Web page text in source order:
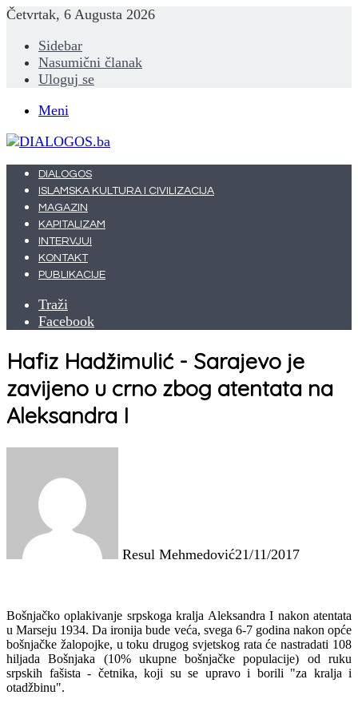
Četvrtak, 6 Augusta 2026
Sidebar
Nasumični članak
Uloguj se
Meni
DIALOGOS
ISLAMSKA KULTURA I CIVILIZACIJA
MAGAZIN
KAPITALIZAM
INTERVJUI
KONTAKT
PUBLIKACIJE
Traži
Facebook
Hafiz Hadžimulić - Sarajevo je
zavijeno u crno zbog atentata na
Aleksandra I
Resul Mehmedović21/11/2017
Bošnjačko oplakivanje srpskoga kralja Aleksandra I nakon atentata
u Marseju 1934. Da ironija bude veća, svega 6-7 godina nakon opće
bošnjačke žalopojke, u toku drugog svjetskog rata će nastradati 108
hiljada Bošnjaka (10% ukupne bošnjačke populacije) od ruku
srpskih fašista - četnika, koji su se upravo i borili "za kralja i
otadžbinu".